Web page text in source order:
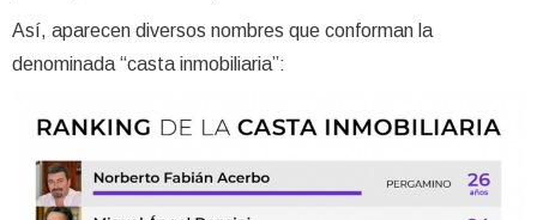
Así, aparecen diversos nombres que conforman la
denominada “casta inmobiliaria”: